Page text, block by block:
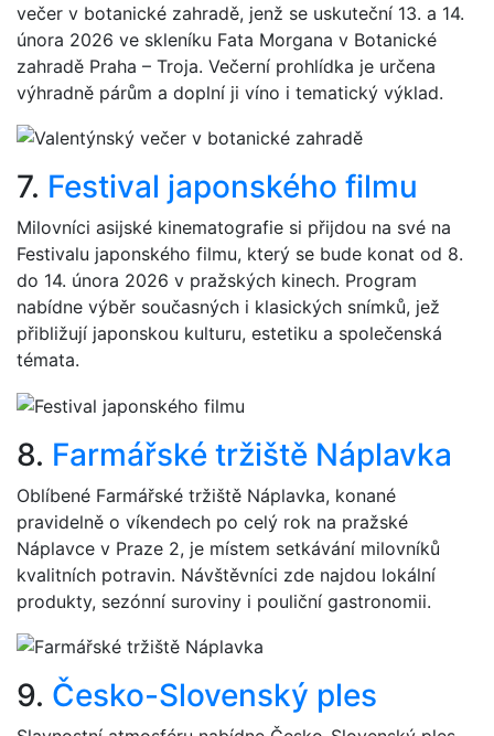
večer v botanické zahradě, jenž se uskuteční 13. a 14.
února 2026 ve skleníku Fata Morgana v Botanické
zahradě Praha – Troja. Večerní prohlídka je určena
výhradně párům a doplní ji víno i tematický výklad.
7. Festival japonského filmu
Milovníci asijské kinematografie si přijdou na své na
Festivalu japonského filmu, který se bude konat od 8.
do 14. února 2026 v pražských kinech. Program
nabídne výběr současných i klasických snímků, jež
přibližují japonskou kulturu, estetiku a společenská
témata.
8. Farmářské tržiště Náplavka
Oblíbené Farmářské tržiště Náplavka, konané
pravidelně o víkendech po celý rok na pražské
Náplavce v Praze 2, je místem setkávání milovníků
kvalitních potravin. Návštěvníci zde najdou lokální
produkty, sezónní suroviny i pouliční gastronomii.
9. Česko-Slovenský ples